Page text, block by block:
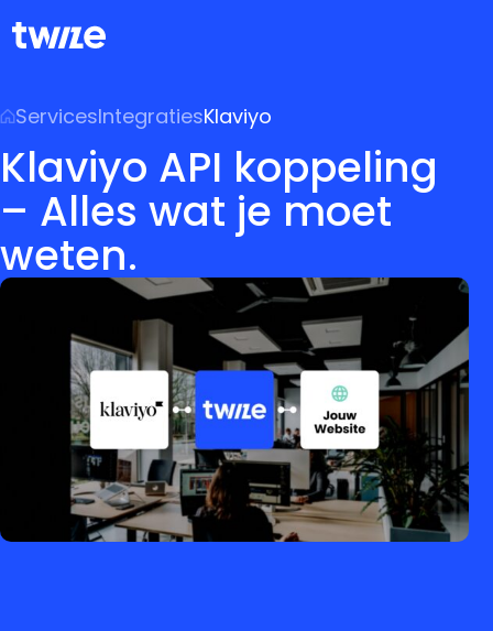
ServicesIntegratiesKlaviyo
Klaviyo API koppeling
– Alles wat je moet
weten.